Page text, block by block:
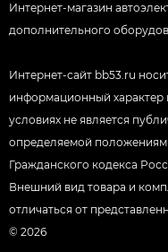
Интернет-магазин
дополнительного
Интернет-сайт bb53.ru
информационный характер
условиях не является
определяемой
Гражданского кодекса
Внешний вид товара и
отличаться от
© 2026